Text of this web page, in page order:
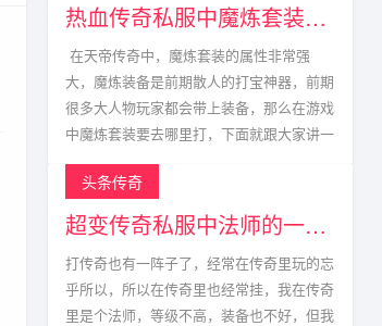
热血传奇私服中魔炼套装的获取方式
在天帝传奇中，魔炼套装的属性非常强
大，魔炼装备是前期散人的打宝神器，前期
很多大人物玩家都会带上装备，那么在游戏
中魔炼套装要去哪里打，下面就跟大家讲一
头条传奇
超变传奇私服中法师的一生宿敌
打传奇也有一阵子了，经常在传奇里玩的忘
乎所以，所以在传奇里也经常挂，我在传奇
里是个法师，等级不高，装备也不好，但我